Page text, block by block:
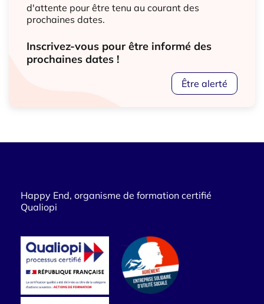
d'attente pour être tenu au courant des
prochaines dates.
Inscrivez-vous pour être informé des
prochaines dates !
Être alerté
Happy End, organisme de formation certifié
Qualiopi